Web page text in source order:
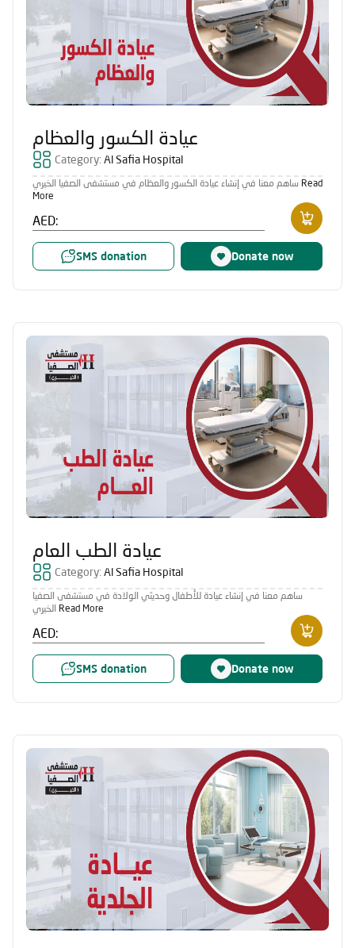
عيادة الكسور والعظام
Category: Al Safia Hospital
Read
More
AED:
SMS donation Donate now
عيادة الطب العام
Category: Al Safia Hospital
ساهم معنا في إنشاء عيادة للأطفال وحديثي الولادة في مستشفى الصفيا
Read More
AED:
SMS donation Donate now